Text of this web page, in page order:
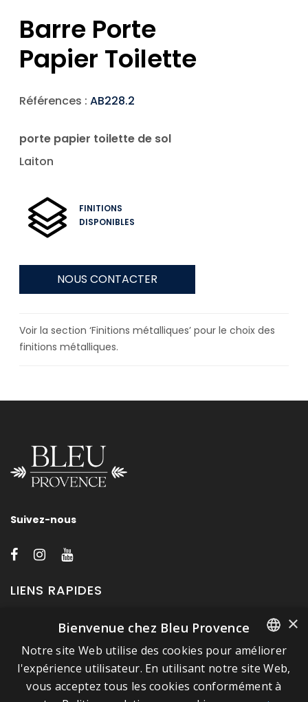
Barre Porte
Papier Toilette
Références : AB228.2
porte papier toilette de sol
Laiton
FINITIONS
DISPONIBLES
NOUS CONTACTER
Voir la section ‘Finitions métalliques’ pour le choix des
finitions métalliques.
Suivez-nous
LIENS RAPIDES
A propos de Bleu Provence
Mentions légales
Conditions de vente
FRENCH
ITALIAN
×
Bienvenue chez Bleu Provence
Notre site Web utilise des cookies pour améliorer
l'expérience utilisateur. En utilisant notre site Web,
vous acceptez tous les cookies conformément à